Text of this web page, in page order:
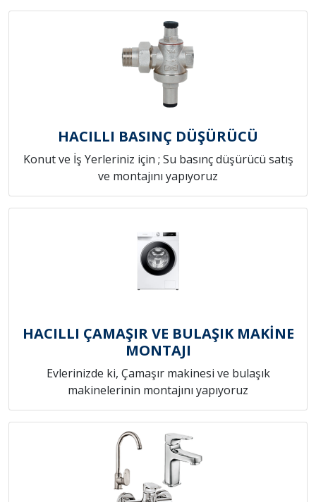
HACILLI BASINÇ DÜŞÜRÜCÜ
Konut ve İş Yerleriniz için ; Su basınç düşürücü satış
ve montajını yapıyoruz
HACILLI ÇAMAŞIR VE BULAŞIK MAKİNE
MONTAJI
Evlerinizde ki, Çamaşır makinesi ve bulaşık
makinelerinin montajını yapıyoruz